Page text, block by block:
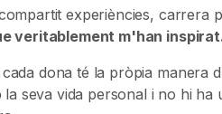
experiències, carrera
veritablement m'han
dona té la pròpia manera
seva vida personal i no hi ha